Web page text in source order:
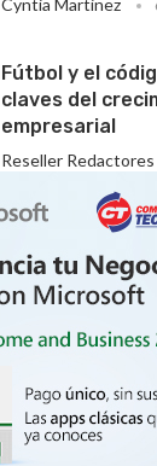
Fútbol y el
claves del
empresarial
Reseller Redactores